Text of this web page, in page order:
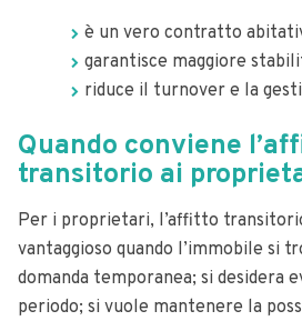
è un vero contratto
garantisce maggiore
riduce il turnover e la
Quando conviene
transitorio ai
Per i proprietari, l’affitto
vantaggioso quando l’immobile si
domanda temporanea; si desidera
periodo; si vuole mantenere la